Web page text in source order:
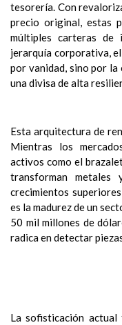
tesorería. Con
precio original, estas
múltiples carteras de
jerarquía corporativa,
por vanidad, sino por la
una divisa de alta
Esta arquitectura de
Mientras los
activos como el
transforman
crecimientos
es la madurez de un
50 mil millones de
radica en detectar
La sofisticación actual